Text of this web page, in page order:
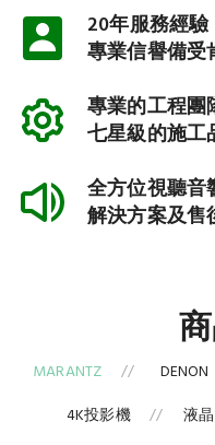
20年服務經驗
專業信譽備受
專業的工程團
七星級的施工
全方位視聽音
解決方案及售
MARANTZ DENON
4K投影機
液